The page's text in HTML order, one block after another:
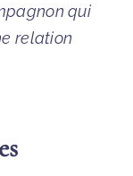
qui
relation